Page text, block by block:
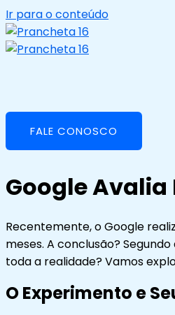
Ir para o conteúdo
FALE CONOSCO
Google
Recentemente, o Google
meses. A conclusão?
toda a realidade? Vamos
O Experimento e